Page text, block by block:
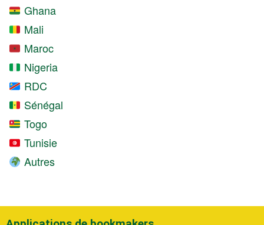
Ghana
Mali
Maroc
Nigeria
RDC
Sénégal
Togo
Tunisie
Autres